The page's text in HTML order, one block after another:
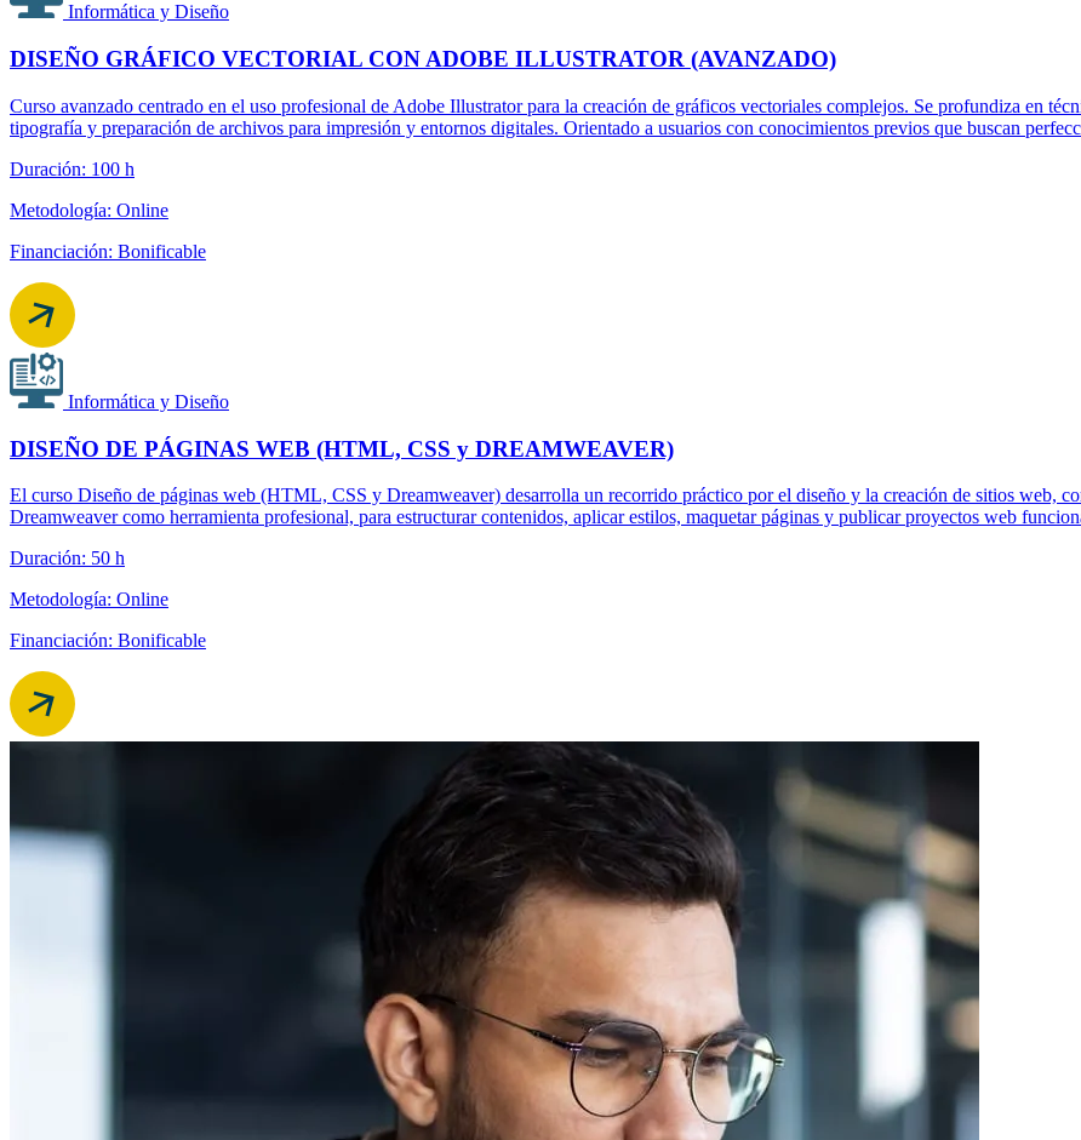
Informática y Diseño
DISEÑO GRÁFICO VECTORIAL CON ADOBE ILLUSTRATOR (AVANZADO)
Curso avanzado centrado en el uso profesional de Adobe Illustrator para la creación de gráficos vectoriales complejos. Se profundiza en
tipografía y preparación de archivos para impresión y entornos digitales. Orientado a usuarios con conocimientos previos que buscan
Duración: 100 h
Metodología: Online
Financiación: Bonificable
Informática y Diseño
DISEÑO DE PÁGINAS WEB (HTML, CSS y DREAMWEAVER)
El curso Diseño de páginas web (HTML, CSS y Dreamweaver) desarrolla un recorrido práctico por el diseño y la creación de sitios web,
Dreamweaver como herramienta profesional, para estructurar contenidos, aplicar estilos, maquetar páginas y publicar proyectos web
Duración: 50 h
Metodología: Online
Financiación: Bonificable